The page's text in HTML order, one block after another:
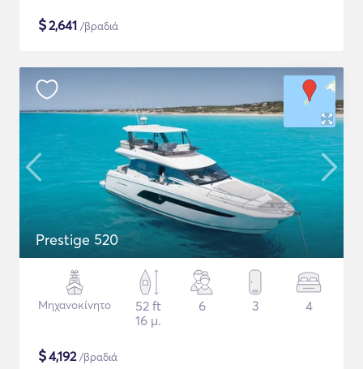
$2,641 /βραδιά
Prestige 520
Μηχανοκίνητο
52 ft
16 μ.
6 3 4
$4,192/βραδιά